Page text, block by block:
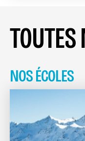
TOUTES
NOS ÉCOLES